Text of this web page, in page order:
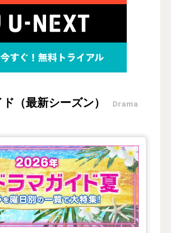
（最新シーズン） Drama
ドラマガイド